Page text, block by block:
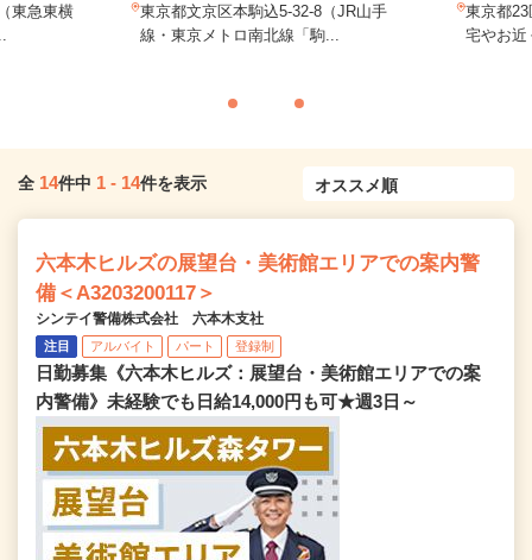
東急東横
東京都文京区本駒込5-32-8（JR山手
線・東京メトロ南北線「駒...
東京都
宅やお近
全 14件中 1 - 14件を表示
六本木ヒルズの展望台・美術館エリアでの案内警
備＜A3203200117＞
シンテイ警備株式会社 六本木支社
注目 アルバイト パート 登録制
日勤募集《六本木ヒルズ：展望台・美術館エリアでの案
内警備》未経験でも日給14,000円も可★週3日～